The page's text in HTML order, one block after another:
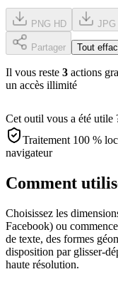
PNG HD JPG
Partager Tout
Il vous reste 3 actions
un accès illimité
Cet outil vous a été utile
Traitement 100 %
navigateur
Comment
Choisissez les
Facebook) ou
de texte, des formes
disposition par glisser-
haute résolution.